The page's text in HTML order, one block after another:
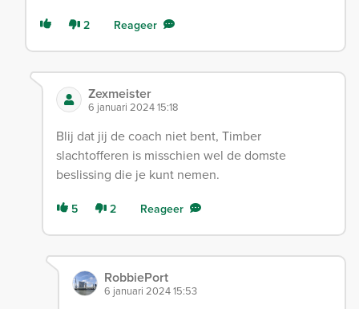
2 Reageer
Zexmeister
6 januari 2024 15:18
Blij dat jij de coach niet bent, Timber
slachtofferen is misschien wel de domste
beslissing die je kunt nemen.
5 2 Reageer
RobbiePort
6 januari 2024 15:53